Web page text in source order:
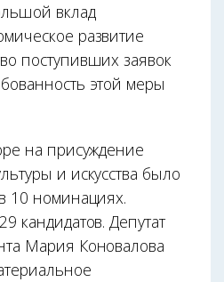
вклад
развитие
поступивших заявок
этой меры
на присуждение
и искусства было
10 номинациях.
кандидатов. Депутат
Мария Коновалова